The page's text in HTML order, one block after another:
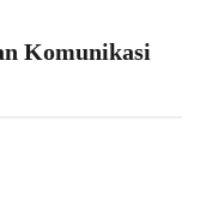
Komunikasi